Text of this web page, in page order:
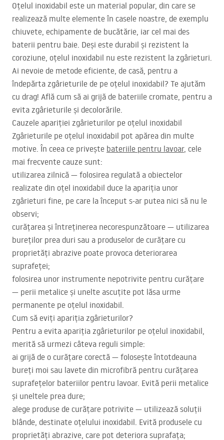
Oțelul inoxidabil este un material popular, din care se
realizează multe elemente în casele noastre, de exemplu
chiuvete, echipamente de bucătărie, iar cel mai des
baterii pentru baie. Deși este durabil și rezistent la
coroziune, oțelul inoxidabil nu este rezistent la zgârieturi.
Ai nevoie de metode eficiente, de casă, pentru a
îndepărta zgârieturile de pe oțelul inoxidabil? Te ajutăm
cu drag! Află cum să ai grijă de bateriile cromate, pentru a
evita zgârieturile și decolorările.
Cauzele apariției zgârieturilor pe oțelul inoxidabil
Zgârieturile pe oțelul inoxidabil pot apărea din multe
motive. În ceea ce privește bateriile pentru lavoar, cele
mai frecvente cauze sunt:
utilizarea zilnică — folosirea regulată a obiectelor
realizate din oțel inoxidabil duce la apariția unor
zgârieturi fine, pe care la început s-ar putea nici să nu le
observi;
curățarea și întreținerea necorespunzătoare — utilizarea
bureților prea duri sau a produselor de curățare cu
proprietăți abrazive poate provoca deteriorarea
suprafeței;
folosirea unor instrumente nepotrivite pentru curățare
— perii metalice și unelte ascuțite pot lăsa urme
permanente pe oțelul inoxidabil.
Cum să eviți apariția zgârieturilor?
Pentru a evita apariția zgârieturilor pe oțelul inoxidabil,
merită să urmezi câteva reguli simple:
ai grijă de o curățare corectă — folosește întotdeauna
bureți moi sau lavete din microfibră pentru curățarea
suprafețelor bateriilor pentru lavoar. Evită perii metalice
și uneltele prea dure;
alege produse de curățare potrivite — utilizează soluții
blânde, destinate oțelului inoxidabil. Evită produsele cu
proprietăți abrazive, care pot deteriora suprafața;